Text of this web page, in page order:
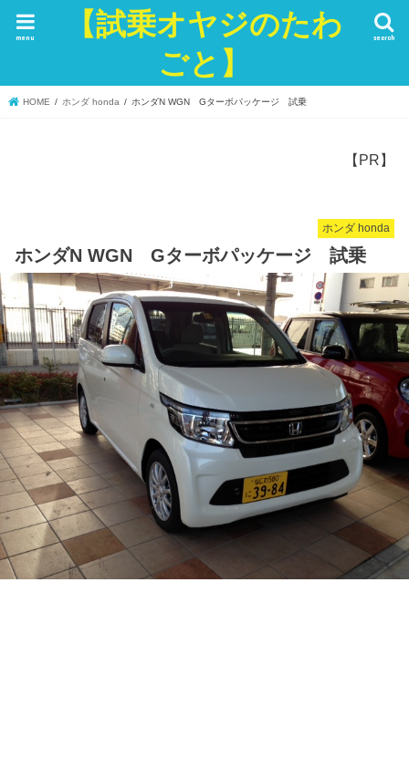
【試乗オヤジのたわ
ごと】
search
menu
HOME ホンダ honda ホンダN WGN Gターボパッケージ 試乗
【PR】
ホンダ honda
ホンダN WGN Gターボパッケージ 試乗